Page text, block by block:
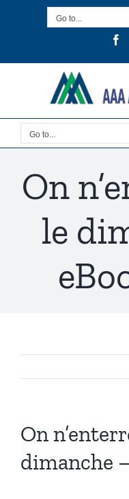
Go to...
Go to...
On
le
On
dimanche